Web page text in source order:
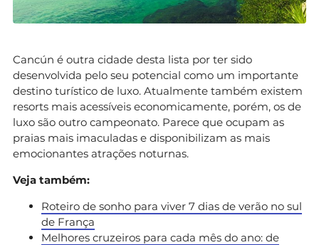
Cancún é outra cidade desta lista por ter sido
desenvolvida pelo seu potencial como um importante
destino turístico de luxo. Atualmente também existem
resorts mais acessíveis economicamente, porém, os de
luxo são outro campeonato. Parece que ocupam as
praias mais imaculadas e disponibilizam as mais
emocionantes atrações noturnas.
Veja também:
Roteiro de sonho para viver 7 dias de verão no sul
de França
Melhores cruzeiros para cada mês do ano: de